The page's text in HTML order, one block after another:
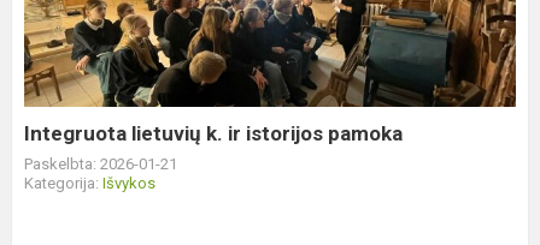
ir
istorijos
pamoka
Integruota lietuvių k. ir istorijos pamoka
Paskelbta: 2026-01-21
Kategorija: Išvykos